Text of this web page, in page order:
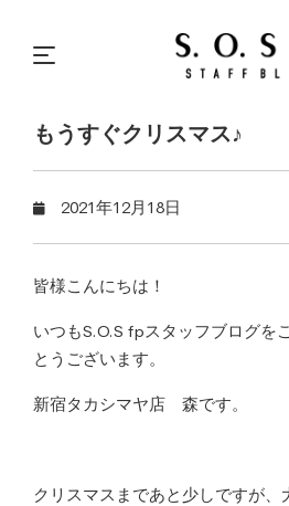
もうすぐクリスマス♪
2021年12月18日
皆様こんにちは！
いつもS.O.S fpスタッフブログを
とうございます。
新宿タカシマヤ店 森です。
クリスマスまであと少しですが、